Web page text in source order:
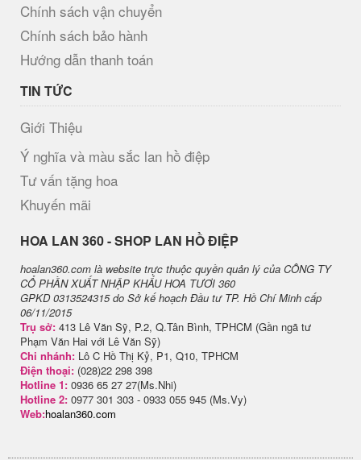
Chính sách vận chuyển
Chính sách bảo hành
Hướng dẫn thanh toán
TIN TỨC
Giới Thiệu
Ý nghĩa và màu sắc lan hồ điệp
Tư vấn tặng hoa
Khuyến mãi
H​OA LAN 360 - SHOP LAN HỒ ĐIỆP
hoalan360.com là website trực thuộc quyền quản lý của CÔNG TY
CỔ PHẦN XUẤT NHẬP KHẨU HOA TƯƠI 360
GPKD 0313524315 do Sở kế hoạch Đầu tư TP. Hồ Chí Minh cấp
06/11/2015
Trụ sở: 413 Lê Văn Sỹ, P.2, Q.Tân Bình, TPHCM (Gần ngã tư
Phạm Văn Hai với Lê Văn Sỹ)
Chi nhánh: Lô C Hồ Thị Kỷ, P1, Q10, TPHCM
Điện thoại: (028)22 298 398
Hotline 1: 0936 65 27 27(Ms.Nhi)
Hotline 2: 0977 301 303 - 0933 055 945 (Ms.Vy)
Web:hoalan360.com